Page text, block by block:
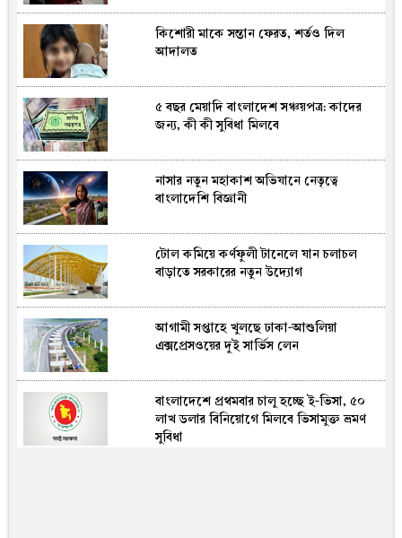
বিএসএফের গুলিতে বাংলাদেশি যুবক নিহত
৪৬ মণ ইলিশে জেলেদের মুখে হাসি, বিক্রি
৪৮ লাখ ৫০ হাজার টাকায়
রোমে আটকে থাকা বিমানের ফ্লাইট ঢাকায়
পৌঁছেছে
দেশের ২৩তম রাষ্ট্রপতি নির্বাচনে ১১ দলীয়
জোটের প্রার্থী কর্নেল অলি আহমেদ
ঐতিহাসিক প্রতিরক্ষা চুক্তিতে মুসলিম সামরিক
পরাশক্তিদেশগুলো
ভীমরুলির ভাসমান পেয়ারা বাজার দেখলেন
মার্কিন রাষ্ট্রদূত ক্রিস্টেনসেন
কিশোরী মাকে সন্তান ফেরত, শর্তও দিল
আদালত
৫ বছর মেয়াদি বাংলাদেশ সঞ্চয়পত্র: কাদের
জন্য, কী কী সুবিধা মিলবে
নাসার নতুন মহাকাশ অভিযানে নেতৃত্বে
বাংলাদেশি বিজ্ঞানী
টোল কমিয়ে কর্ণফুলী টানেলে যান চলাচল
বাড়াতে সরকারের নতুন উদ্যোগ
আগামী সপ্তাহে খুলছে ঢাকা-আশুলিয়া
এক্সপ্রেসওয়ের দুই সার্ভিস লেন
বাংলাদেশে প্রথমবার চালু হচ্ছে ই-ভিসা, ৫০
লাখ ডলার বিনিয়োগে মিলবে ভিসামুক্ত ভ্রমণ
সুবিধা